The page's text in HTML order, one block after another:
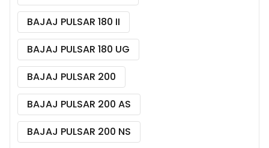
BAJAJ PULSAR 180 II
BAJAJ PULSAR 180 UG
BAJAJ PULSAR 200
BAJAJ PULSAR 200 AS
BAJAJ PULSAR 200 NS